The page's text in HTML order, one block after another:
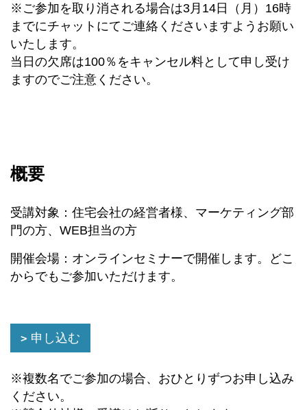
※ご参加を取り消される場合は3月14日（月）16時
までにチャットにてご連絡くださいますようお願い
いたします。
当日の欠席は100％をキャンセル料として申し受け
ますのでご注意ください。
概要
受講対象：住宅会社の経営者様、マーケティング部
門の方、WEB担当の方
開催会場：オンラインセミナーで開催します。どこ
からでもご参加いただけます。
申し込む
※複数名でご参加の場合、おひとりずつお申し込み
ください。